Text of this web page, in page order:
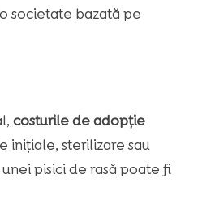
societate bazată pe
costurile de adopție
inițiale, sterilizare sau
pisici de rasă poate fi